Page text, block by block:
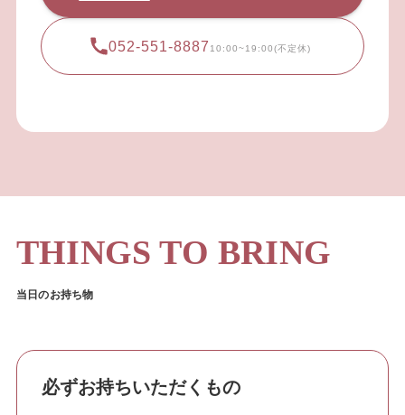
052-551-8887 10:00~19:00(不定休)
THINGS TO BRING
当日のお持ち物
必ずお持ちいただくもの